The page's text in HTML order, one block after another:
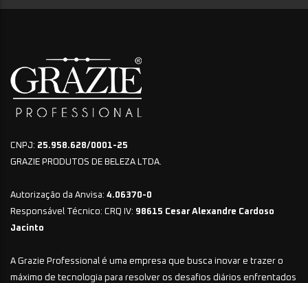
CNPJ: 25.958.628/0001-25
GRAZIE PRODUTOS DE BELEZA LTDA.
Autorização da Anvisa: 4.06370-0
Responsável Técnico: CRQ IV: 98615 Cesar Alexandre Cardoso
Jacinto
A Grazie Professional é uma empresa que busca inovar e trazer o
máximo de tecnologia para resolver os desafios diários enfrentados